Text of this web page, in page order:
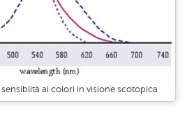
ai colori in visione scotopica